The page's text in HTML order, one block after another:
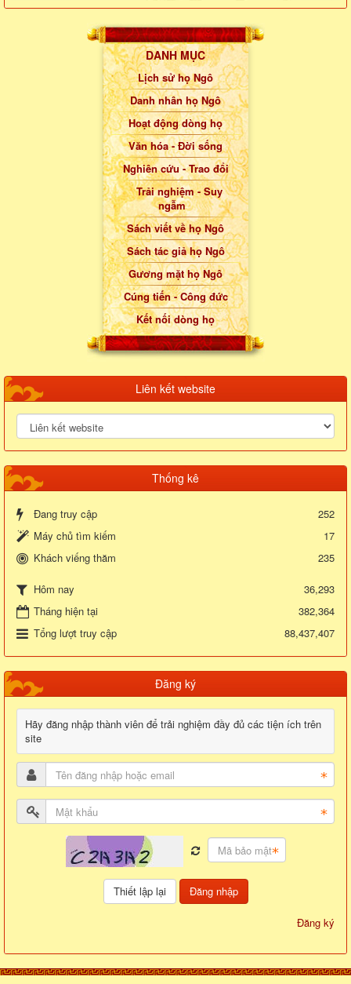
DANH MỤC
Lịch sử họ Ngô
Danh nhân họ Ngô
Hoạt động dòng họ
Văn hóa - Đời sống
Nghiên cứu - Trao đổi
Trải nghiệm - Suy
ngẫm
Sách viết về họ Ngô
Sách tác giả họ Ngô
Gương mặt họ Ngô
Cúng tiến - Công đức
Kết nối dòng họ
Liên kết website
Thống kê
Đang truy cập
252
Máy chủ tìm kiếm
17
Khách viếng thăm
235
Hôm nay
36,293
Tháng hiện tại
382,364
Tổng lượt truy cập
88,437,407
Đăng ký
Hãy đăng nhập thành viên để trải nghiệm đầy đủ các tiện ích trên
site
Đăng nhập
Đăng ký